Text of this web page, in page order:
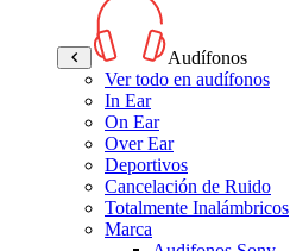
Audífonos
Ver todo en audífonos
In Ear
On Ear
Over Ear
Deportivos
Cancelación de Ruido
Totalmente Inalámbricos
Marca